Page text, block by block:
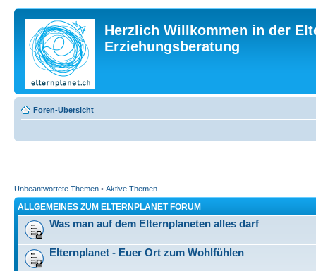
Herzlich Willkommen in der
Erziehungsberatung
Foren-Übersicht
Unbeantwortete Themen • Aktive Themen
ALLGEMEINES ZUM ELTERNPLANET FORUM
Was man auf dem Elternplaneten alles darf
Elternplanet - Euer Ort zum Wohlfühlen